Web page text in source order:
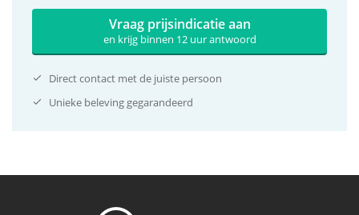
Vraag prijsindicatie aan
en krijg binnen 12 uur antwoord
Direct contact met de juiste persoon
Unieke beleving gegarandeerd